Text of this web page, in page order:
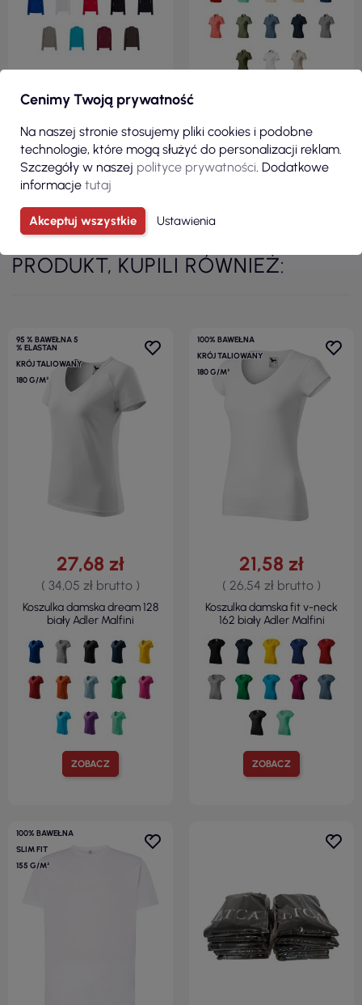
ZOBACZ
Zobacz wszystkie produkty z kategorii
KLIENCI, KTÓRZY ZAKUPILI TEN
PRODUKT, KUPILI RÓWNIEŻ:
95 % BAWEŁNA 5
% ELASTAN
KRÓJ TALIOWANY
180 G/M²
ZOBACZ
27,68 zł
( 34,05 zł brutto )
Koszulka damska dream 128
biały Adler Malfini
100% BAWEŁNA
KRÓJ TALIOWANY
180 G/M²
ZOBACZ
21,58 zł
( 26,54 zł brutto )
Koszulka damska fit v-neck
162 biały Adler Malfini
100% BAWEŁNA
SLIM FIT
155 G/M²
Cenimy Twoją prywatność
Na naszej stronie stosujemy pliki cookies i podobne
technologie, które mogą służyć do personalizacji reklam.
Szczegóły w naszej polityce prywatności . Dodatkowe
informacje tutaj
Akceptuj wszystkie Ustawienia